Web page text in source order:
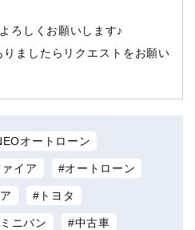
よろしくお願いします♪
ましたらリクエストをお願い
オートローン
イア オートローン
トヨタ
ニバン 中古車